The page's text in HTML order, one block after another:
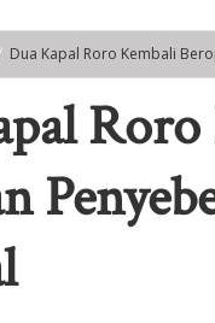
Dua Kapal Roro Kembali